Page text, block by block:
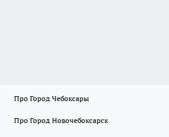
Про Город Чебоксары
Про Город Новочебоксарск